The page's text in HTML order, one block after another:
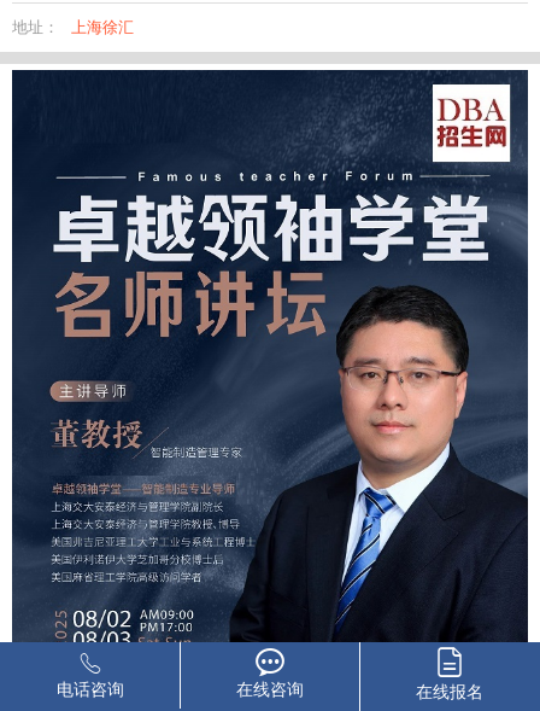
地址： 上海徐汇
电话咨询 在线咨询 在线报名